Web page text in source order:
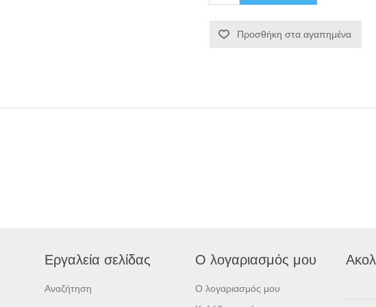
Προσθήκη στα αγαπημένα
Εργαλεία σελίδας
Αναζήτηση
Ο λογαριασμός μου
Ο λογαριασμός μου